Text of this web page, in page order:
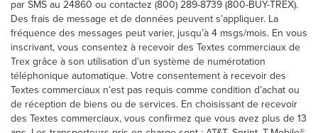
par SMS au 24860 ou contactez (800) 289-8739 (800-BUY-TREX).
Des frais de message et de données peuvent s’appliquer. La
fréquence des messages peut varier, jusqu’à 4 msgs/mois. En vous
inscrivant, vous consentez à recevoir des Textes commerciaux de
Trex grâce à son utilisation d’un système de numérotation
téléphonique automatique. Votre consentement à recevoir des
Textes commerciaux n’est pas requis comme condition d’achat ou
de réception de biens ou de services. En choisissant de recevoir
des Textes commerciaux, vous confirmez que vous avez plus de 13